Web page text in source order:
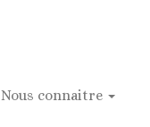
Nous connaitre